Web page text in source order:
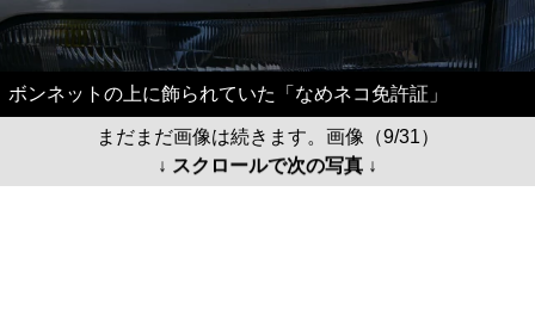
ボンネットの上に飾られていた「なめネコ免許証」
まだまだ画像は続きます。画像（9/31）
↓ スクロールで次の写真 ↓